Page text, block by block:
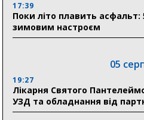
17:39
Поки літо плавить асфальт:
зимовим настроєм
05
19:27
Лікарня Святого
УЗД та обладнання від